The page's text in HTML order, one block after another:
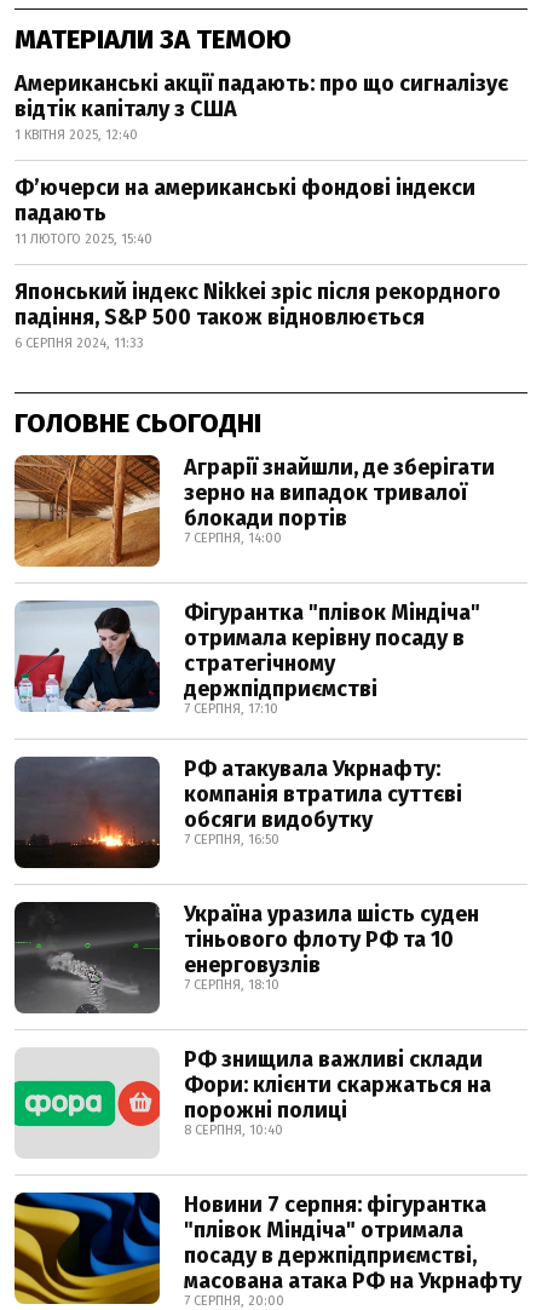
МАТЕРІАЛИ ЗА ТЕМОЮ
Американські акції падають: про що сигналізує
відтік капіталу з США
1 КВІТНЯ 2025, 12:40
Фʼючерси на американські фондові індекси
падають
11 ЛЮТОГО 2025, 15:40
Японський індекс Nikkei зріс після рекордного
падіння, S&P 500 також відновлюється
6 СЕРПНЯ 2024, 11:33
ГОЛОВНЕ СЬОГОДНІ
Аграрії знайшли, де зберігати
зерно на випадок тривалої
блокади портів
7 СЕРПНЯ, 14:00
Фігурантка "плівок Міндіча"
отримала керівну посаду в
стратегічному
держпідприємстві
7 СЕРПНЯ, 17:10
РФ атакувала Укрнафту:
компанія втратила суттєві
обсяги видобутку
7 СЕРПНЯ, 16:50
Україна уразила шість суден
тіньового флоту РФ та 10
енерговузлів
7 СЕРПНЯ, 18:10
РФ знищила важливі склади
Фори: клієнти скаржаться на
порожні полиці
8 СЕРПНЯ, 10:40
Новини 7 серпня: фігурантка
"плівок Міндіча" отримала
посаду в держпідприємстві,
масована атака РФ на Укрнафту
7 СЕРПНЯ, 20:00